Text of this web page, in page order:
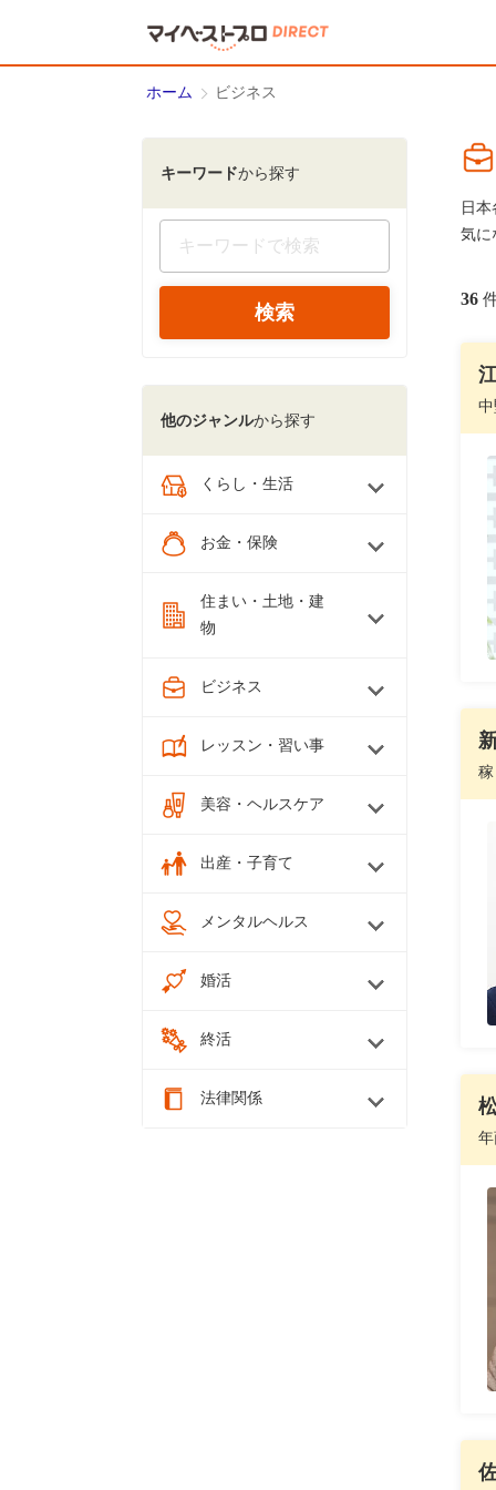
ホーム ビジネス
キーワードから探す
他のジャンルから探す
くらし・生活
お金・保険
住まい・土地・建
物
ビジネス
レッスン・習い事
美容・ヘルスケア
出産・子育て
メンタルヘルス
婚活
終活
法律関係
日
気に
36